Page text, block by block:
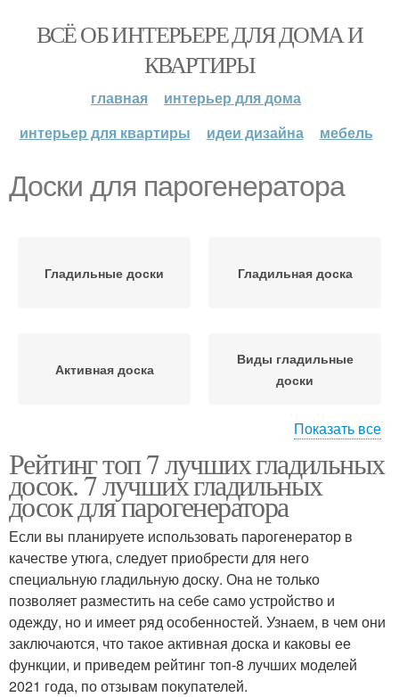
ВСЁ ОБ ИНТЕРЬЕРЕ ДЛЯ ДОМА И
КВАРТИРЫ
главная
интерьер для дома
интерьер для квартиры
идеи дизайна мебель
Доски для парогенератора
Гладильные доски Гладильная доска
Активная доска
Виды гладильные
доски
Доска с поддувом
парогенератора
Доска для утюга Специальная доска
Доски для утюга Доска с подставкой
Показать все
Рейтинг топ 7 лучших гладильных
досок. 7 лучших гладильных
досок для парогенератора
Если вы планируете использовать парогенератор в
качестве утюга, следует приобрести для него
специальную гладильную доску. Она не только
позволяет разместить на себе само устройство и
одежду, но и имеет ряд особенностей. Узнаем, в чем они
заключаются, что такое активная доска и каковы ее
функции, и приведем рейтинг топ-8 лучших моделей
2021 года, по отзывам покупателей.